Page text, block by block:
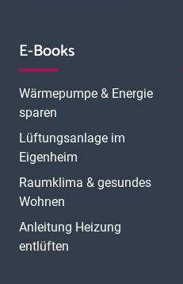
E-Books
Wärmepumpe & Energie
sparen
Lüftungsanlage im
Eigenheim
Raumklima & gesundes
Wohnen
Anleitung Heizung
entlüften